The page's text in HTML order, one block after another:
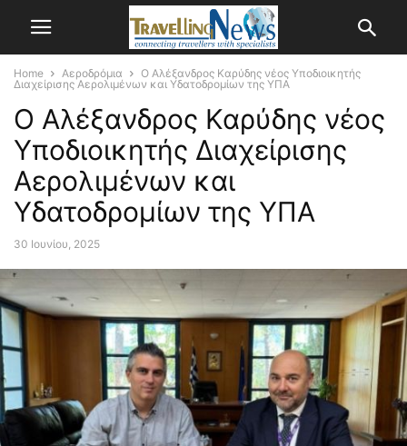
Home Αεροδρόμια
Ο Αλέξανδρος Καρύδης νέος Υποδιοικητής
Διαχείρισης Αερολιμένων και Υδατοδρομίων της ΥΠΑ
Ο Αλέξανδρος Καρύδης νέος
Υποδιοικητής Διαχείρισης
Αερολιμένων και
Υδατοδρομίων της ΥΠΑ
30 Ιουνίου, 2025